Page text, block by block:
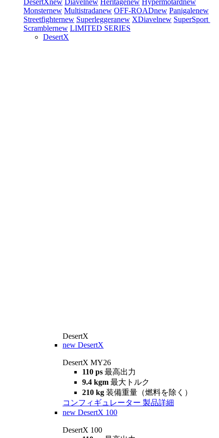
DesertXnew Diavelnew Heritagenew Hypermotardnew
Monsternew Multistradanew OFF-ROADnew Panigalenew
Streetfighternew Superleggeranew XDiavelnew SuperSport
Scramblernew LIMITED SERIES
DesertX
DesertX
new DesertX
DesertX MY26
110 ps 最高出力
9.4 kgm 最大トルク
210 kg 装備重量（燃料を除く）
コンフィギュレーター 製品詳細
new DesertX 100
DesertX 100